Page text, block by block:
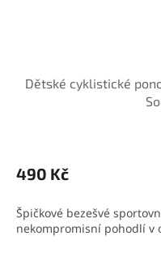
Dětské cyklistické
490 Kč
Špičkové bezešvé
nekompromisní pohodlí